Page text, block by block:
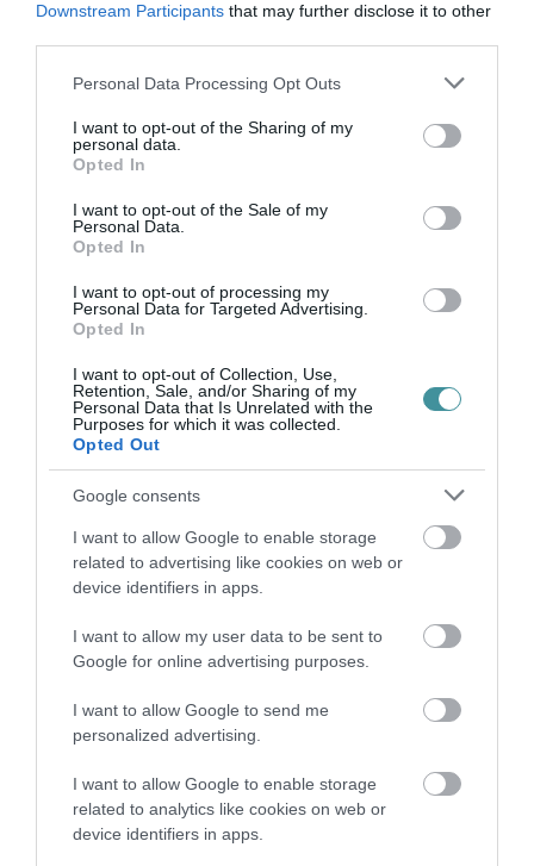
Downstream Participants that may further disclose it to other
Please note that this website/app uses one or more Google
not limited to your visit or usage behaviour. You may click to
grant or deny consent to Google and its third-party tags to
use your data for below specified purposes in below Google
consent section.
Personal Data Processing Opt Outs
I want to opt-out of the Sharing of my
personal data.
Opted In
I want to opt-out of the Sale of my
Personal Data.
Opted In
I want to opt-out of processing my
Personal Data for Targeted Advertising.
Opted In
I want to opt-out of Collection, Use,
Retention, Sale, and/or Sharing of my
Personal Data that Is Unrelated with the
Purposes for which it was collected.
Opted Out
Google consents
I want to allow Google to enable storage
related to advertising like cookies on web or
device identifiers in apps.
I want to allow my user data to be sent to
Google for online advertising purposes.
I want to allow Google to send me
personalized advertising.
I want to allow Google to enable storage
related to analytics like cookies on web or
device identifiers in apps.
ELNÖKNEK A TISZA
ÚJ MAGYAR KÜLÜGYI STRATÉGIA KÉSZÜL,
AMIKÉRT ÉRDEMES MEGNÉZNI
2026. augusztus 08|Promóció
TÖBB MINT EGY HÓNAP IS LEHET, MIRE
2026. augusztus 07|Mindenki ügye
TANULJ NÉMETÜL OTTHONRÓL: A
DIGITÁLIS TANULÁS ELŐNYEI
ÚJRAINDULNAK A KORÁBBAN
LEÁLLÍTOTT SZOLGÁLTATÁSOK AZ EGRI...
2026. augusztus 07